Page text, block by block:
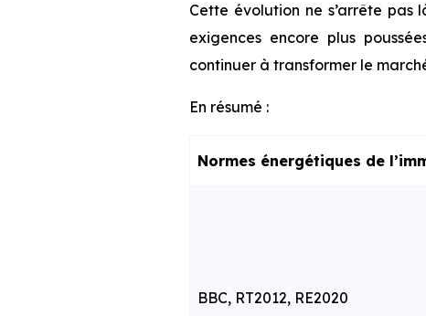
Cette évolution ne s’arrête pas
exigences encore plus
continuer à transformer le
En résumé :
Normes énergétiques de
BBC, RT2012, RE2020